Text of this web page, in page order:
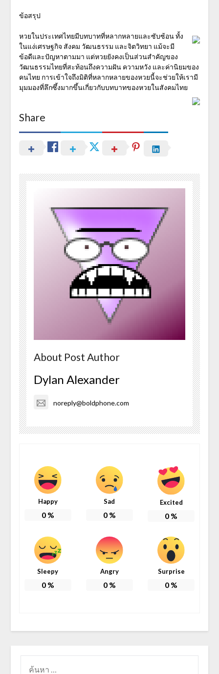
ข้อสรุป
หวยในประเทศไทยมีบทบาทที่หลากหลายและซับซ้อน ทั้ง
ในแง่เศรษฐกิจ สังคม วัฒนธรรม และจิตวิทยา แม้จะมี
ข้อดีและปัญหาตามมา แต่หวยยังคงเป็นส่วนสำคัญของ
วัฒนธรรมไทยที่สะท้อนถึงความฝัน ความหวัง และค่านิยมของ
คนไทย การเข้าใจถึงมิติที่หลากหลายของหวยนี้จะช่วยให้เรามี
มุมมองที่ลึกซึ้งมากขึ้นเกี่ยวกับบทบาทของหวยในสังคมไทย
Share
About Post Author
Dylan Alexander
noreply@boldphone.com
Happy
0%
Sad
0%
Excited
0 %
Sleepy
0%
Angry
0%
Surprise
0 %